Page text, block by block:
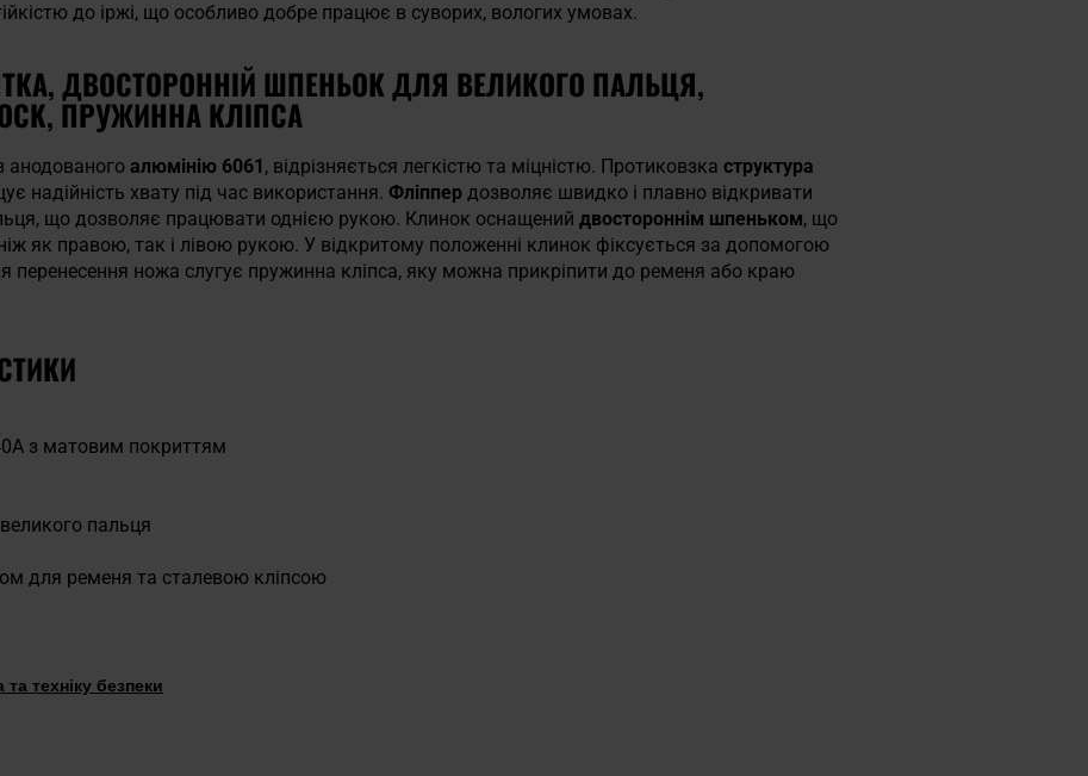
до іржі, що особливо добре працює в суворих, вологих умовах.
ДВОСТОРОННІЙ ШПЕНЬОК ДЛЯ ВЕЛИКОГО ПАЛЬЦЯ,
ПРУЖИННА КЛІПСА
анодованого алюмінію 6061 , відрізняється легкістю та міцністю. Протиковзка структура
надійність хвату під час використання. Фліппер дозволяє швидко і плавно відкривати
що дозволяє працювати однією рукою. Клинок оснащений двостороннім шпеньком, що
як правою, так і лівою рукою. У відкритому положенні клинок фіксується за допомогою
перенесення ножа слугує пружинна кліпса, яку можна прикріпити до ременя або краю
з матовим покриттям
пальця
для ременя та сталевою кліпсою
техніку безпеки